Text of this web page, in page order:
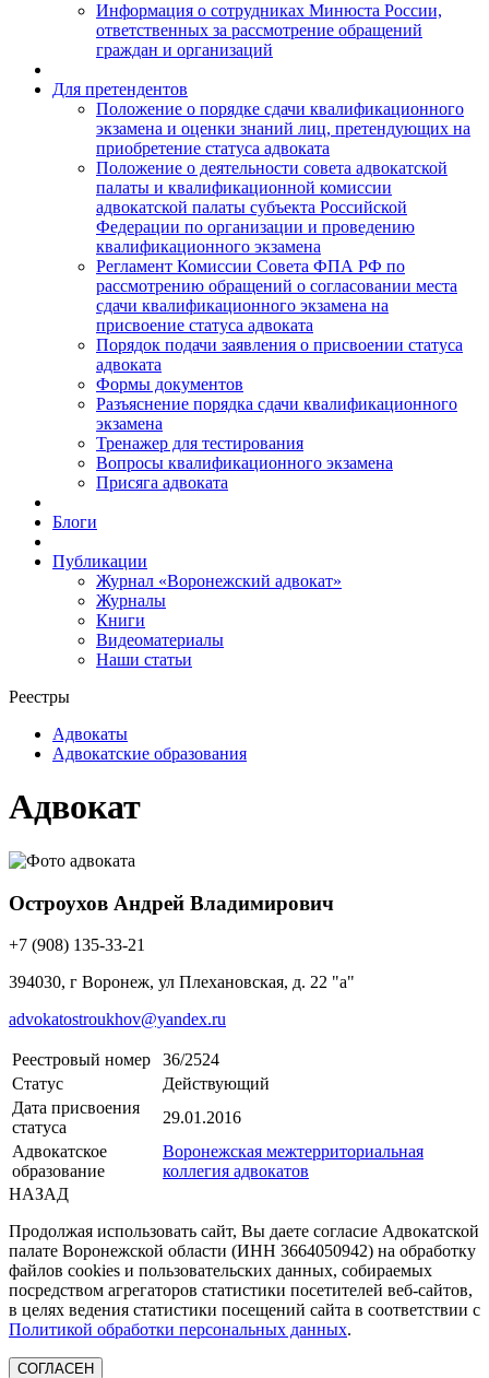
Информация о сотрудниках Минюста России,
ответственных за рассмотрение обращений
граждан и организаций
Для претендентов
Положение о порядке сдачи квалификационного
экзамена и оценки знаний лиц, претендующих на
приобретение статуса адвоката
Положение о деятельности совета адвокатской
палаты и квалификационной комиссии
адвокатской палаты субъекта Российской
Федерации по организации и проведению
квалификационного экзамена
Регламент Комиссии Совета ФПА РФ по
рассмотрению обращений о согласовании места
сдачи квалификационного экзамена на
присвоение статуса адвоката
Порядок подачи заявления о присвоении статуса
адвоката
Формы документов
Разъяснение порядка сдачи квалификационного
экзамена
Тренажер для тестирования
Вопросы квалификационного экзамена
Присяга адвоката
Блоги
Публикации
Журнал «Воронежский адвокат»
Журналы
Книги
Видеоматериалы
Наши статьи
Реестры
Адвокаты
Адвокатские образования
Адвокат
Остроухов Андрей Владимирович
+7 (908) 135-33-21
394030, г Воронеж, ул Плехановская, д. 22 "а"
advokatostroukhov@yandex.ru
Реестровый номер
36/2524
Статус
Действующий
Дата присвоения
статуса
29.01.2016
Адвокатское
образование
Воронежская межтерриториальная
коллегия адвокатов
НАЗАД
Продолжая использовать сайт, Вы даете согласие Адвокатской
палате Воронежской области (ИНН 3664050942) на обработку
файлов cookies и пользовательских данных, собираемых
посредством агрегаторов статистики посетителей веб-сайтов,
в целях ведения статистики посещений сайта в соответствии с
Политикой обработки персональных данных.
СОГЛАСЕН